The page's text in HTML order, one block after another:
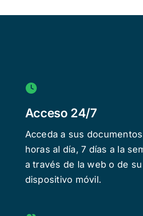
Acceso 24/7
Acceda a sus
horas al día, 7 días a la
a través de la web o de su
dispositivo móvil.